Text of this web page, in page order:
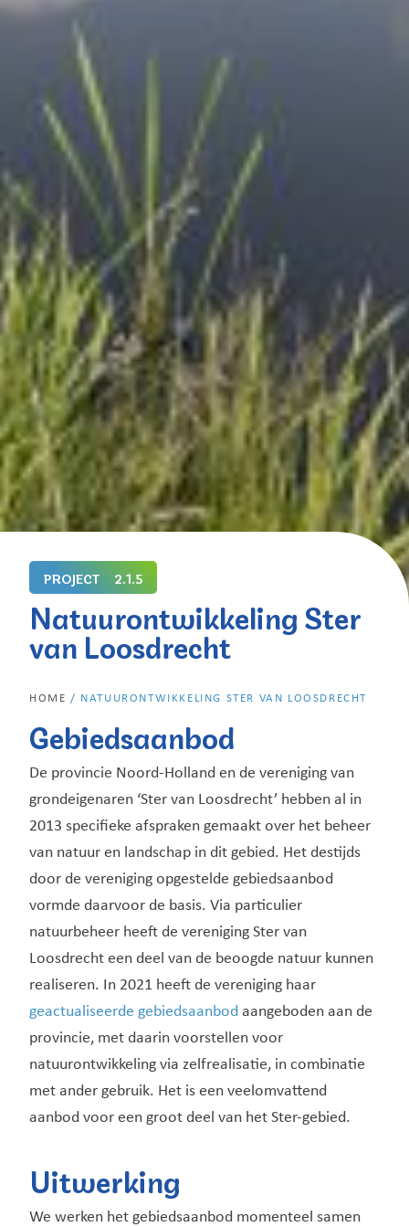
PROJECT 2.1.5
Natuurontwikkeling Ster
van Loosdrecht
HOME / NATUURONTWIKKELING STER VAN LOOSDRECHT
Gebiedsaanbod
De provincie Noord-Holland en de vereniging van
grondeigenaren ‘Ster van Loosdrecht’ hebben al in
2013 specifieke afspraken gemaakt over het beheer
van natuur en landschap in dit gebied. Het destijds
door de vereniging opgestelde gebiedsaanbod
vormde daarvoor de basis. Via particulier
natuurbeheer heeft de vereniging Ster van
Loosdrecht een deel van de beoogde natuur kunnen
realiseren. In 2021 heeft de vereniging haar
geactualiseerde gebiedsaanbod aangeboden aan de
provincie, met daarin voorstellen voor
natuurontwikkeling via zelfrealisatie, in combinatie
met ander gebruik. Het is een veelomvattend
aanbod voor een groot deel van het Ster-gebied.
Uitwerking
We werken het gebiedsaanbod momenteel samen